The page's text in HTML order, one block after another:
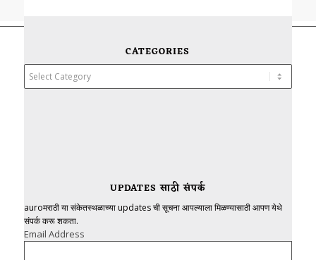
CATEGORIES
Categories
UPDATES साठी संपर्क
auroमराठी या संकेतस्थळाच्या updates ची सूचना आपल्याला मिळण्यासाठी आपण येथे
संपर्क करू शकता.
Email Address